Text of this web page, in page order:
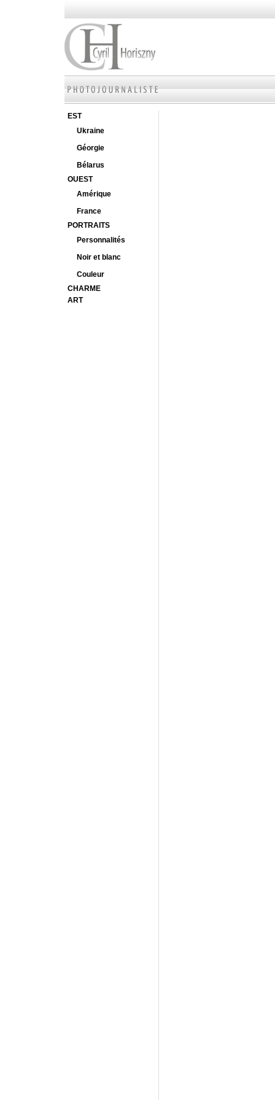
EST
Ukraine
Géorgie
Bélarus
OUEST
Amérique
France
PORTRAITS
Personnalités
Noir et blanc
Couleur
CHARME
ART